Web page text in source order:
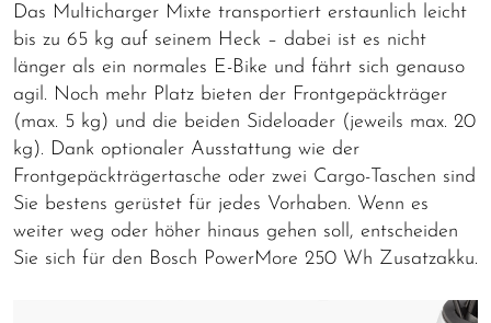
Das Multicharger Mixte transportiert erstaunlich leicht
bis zu 65 kg auf seinem Heck – dabei ist es nicht
länger als ein normales E-Bike und fährt sich genauso
agil. Noch mehr Platz bieten der Frontgepäckträger
(max. 5 kg) und die beiden Sideloader (jeweils max. 20
kg). Dank optionaler Ausstattung wie der
Frontgepäckträgertasche oder zwei Cargo-Taschen sind
Sie bestens gerüstet für jedes Vorhaben. Wenn es
weiter weg oder höher hinaus gehen soll, entscheiden
Sie sich für den Bosch PowerMore 250 Wh Zusatzakku.